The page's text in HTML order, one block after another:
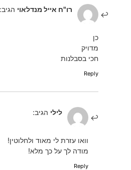
רו"ח אייל מנדלאוי הגיב:
כן
מדויק
חכי בסבלנות
Reply
לילי הגיב:
וואו עזרת לי מאוד ולחלוטין!
מודה לך על כך מלא!
Reply